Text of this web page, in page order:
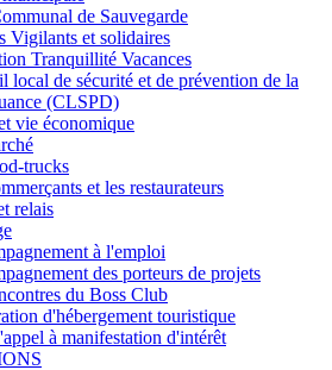
de Sauvegarde
Vigilants et solidaires
Tranquillité Vacances
local de sécurité et de prévention de la
(CLSPD)
vie économique
trucks
et les restaurateurs
relais
à l'emploi
des porteurs de projets
du Boss Club
d'hébergement touristique
à manifestation d'intérêt